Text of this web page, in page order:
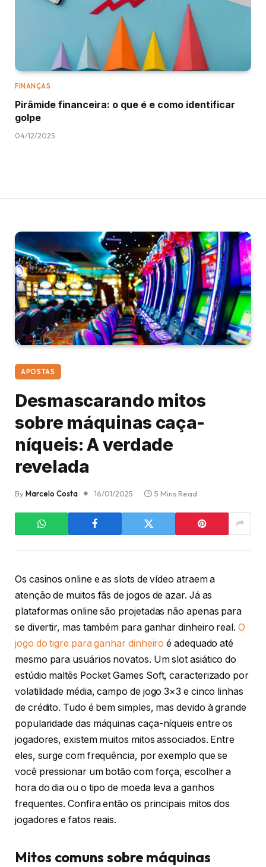
FINANÇAS
Pirâmide financeira: o que é e como identificar
golpe
04/12/2025
APOSTAS
Desmascarando mitos
sobre máquinas caça-
níqueis: A verdade
revelada
ByMarcelo Costa 16/01/2025 5 Mins Read
Os casinos online e as slots de vídeo atraem a
atenção de muitos fãs de jogos de azar. Já as
plataformas online são projetadas não apenas para
se divertir, mas também para ganhar dinheiro real. O
jogo do tigre para ganhar dinheiro é adequado até
mesmo para usuários novatos. Um slot asiático do
estúdio maltês Pocket Games Soft, caracterizado por
volatilidade média, campo de jogo 3×3 e cinco linhas
de crédito. Tudo é bem simples, mas devido à grande
popularidade das máquinas caça-níqueis entre os
jogadores, existem muitos mitos associados. Entre
eles, surge com frequência, por exemplo que se
você pressionar um botão com força, escolher a
hora do dia ou o tipo de moeda leva a ganhos
frequentes. Confira então os principais mitos dos
jogadores e fatos reais.
Mitos comuns sobre máquinas